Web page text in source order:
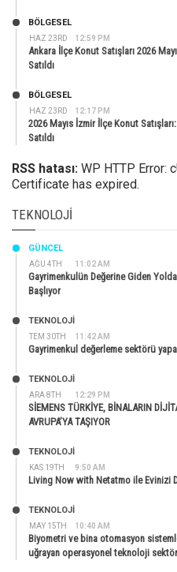
HAZ 23RD 12:59 PM
BÖLGESEL
Ankara İlçe Konut Satışları 2026
Satıldı
HAZ 23RD 12:17 PM
BÖLGESEL
2026 Mayıs İzmir İlçe Konut
Satıldı
RSS hatası: WP HTTP Error:
Certificate has expired.
TEKNOLOJI
AĞU 4TH 11:02 AM
GÜNCEL
Gayrimenkulün Değerine Giden
Başlıyor
TEM 30TH 11:42 AM
TEKNOLOJİ
Gayrimenkul değerleme sektörü
ARA 8TH 12:29 PM
TEKNOLOJİ
SİEMENS TÜRKİYE, BİNALARIN
AVRUPA’YA TAŞIYOR
KAS 19TH 9:50 AM
TEKNOLOJİ
Living Now with Netatmo ile Evinizi
MAY 15TH 10:40 AM
TEKNOLOJİ
Biyometri ve bina otomasyon
uğrayan operasyonel teknoloji